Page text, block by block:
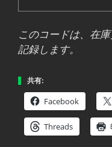
このコードは、在
記録します。
共有:
Facebook
Threads